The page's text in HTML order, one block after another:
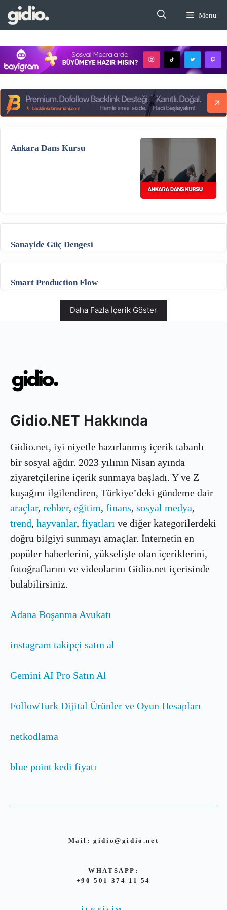
İçeriğe
atla
Menu
Ankara Dans Kursu
Sanayide Güç Dengesi
Smart Production Flow
Daha Fazla İçerik Göster
Gidio.NET Hakkında
Gidio.net, iyi niyetle hazırlanmış içerik tabanlı
bir sosyal ağdır. 2023 yılının Nisan ayında
ziyaretçilerine içerik sunmaya başladı. Y ve Z
kuşağını ilgilendiren, Türkiye’deki gündeme dair
araçlar, rehber, eğitim, finans, sosyal medya,
trend, hayvanlar, fiyatları ve diğer kategorilerdeki
doğru bilgiyi sunmayı amaçlar. İnternetin en
popüler haberlerini, yükselişte olan içeriklerini,
fotoğraflarını ve videolarını Gidio.net içerisinde
bulabilirsiniz.
Adana Boşanma Avukatı
instagram takipçi satın al
Gemini AI Pro Satın Al
FollowTurk Dijital Ürünler ve Oyun Hesapları
netkodlama
blue point kedi fiyatı
Mail: gidio@gidio.net
WHATSAPP:
+90 501 374 11 54